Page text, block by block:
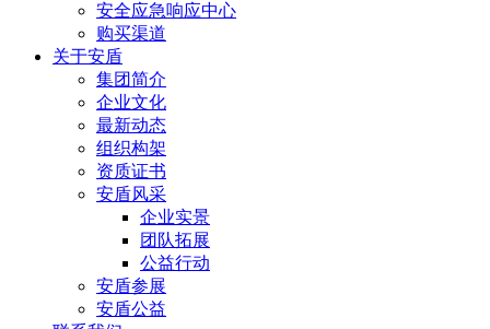
安全应急响应中心
购买渠道
关于安盾
集团简介
企业文化
最新动态
组织构架
资质证书
安盾风采
企业实景
团队拓展
公益行动
安盾参展
安盾公益